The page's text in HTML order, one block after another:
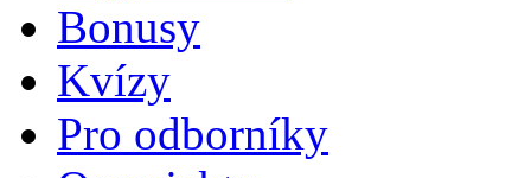
Bonusy
Kvízy
Pro odborníky